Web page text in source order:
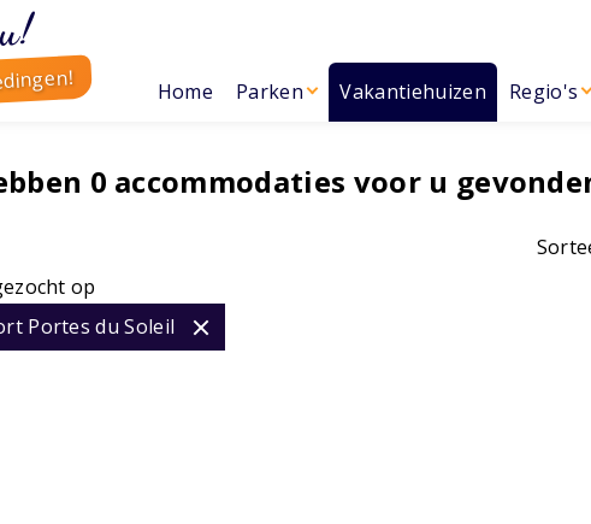
Home Parken Vakantiehuizen Regio's
0 accommodaties voor u
op
Portes du Soleil